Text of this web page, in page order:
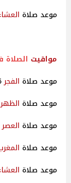
موعد صلاة
مواقيت
موعد صلاة الفجر5:25
موعد صلاة الظهر12:09
موعد صلاة العصر3:10
موعد صلاة
موعد صلاة